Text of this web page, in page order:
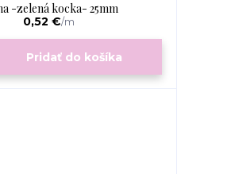
-zelená kocka- 25mm
0,52 €/m
Pridať do košíka